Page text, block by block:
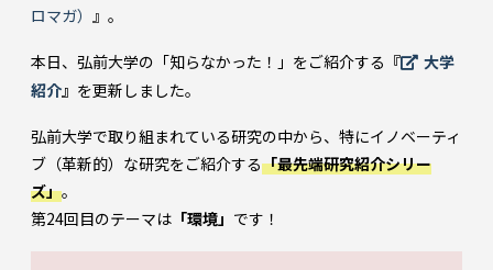
ロマガ） 』。
本日、弘前大学の「知らなかった！」をご紹介する 『
大学
紹介』 を更新しました。
弘前大学で取り組まれている研究の中から、特にイノベーティ
ブ（革新的）な研究をご紹介する「最先端研究紹介シリー
ズ」。
第24回目のテーマは 「環境」 です！